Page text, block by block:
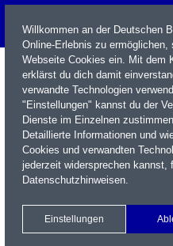
Name / WKN / ISIN / Kürzel
Xetra Realtime
Watchlist
Willkommen an der Deutschen
Online-Erlebnis zu ermöglichen,
Webseite Cookies ein. Mit dem
erklärst du dich damit
verwandte Technologien
"Einstellungen" kannst du der
Dienste im Einzelnen
Detaillierte Informationen und
Cookies und verwandten
jederzeit widersprechen kannst,
Datenschutzhinweisen.
Einstellungen